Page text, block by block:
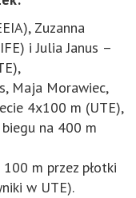
Zuzanna
i Julia Janus –
Maja Morawiec,
4x100 m (UTE),
na 400 m
m przez płotki
w UTE).